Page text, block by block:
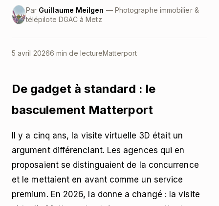
Par Guillaume Meilgen — Photographe immobilier &
télépilote DGAC à Metz
5 avril 20266 min de lectureMatterport
De gadget à standard : le
basculement Matterport
Il y a cinq ans, la visite virtuelle 3D était un
argument différenciant. Les agences qui en
proposaient se distinguaient de la concurrence
et le mettaient en avant comme un service
premium. En 2026, la donne a changé : la visite